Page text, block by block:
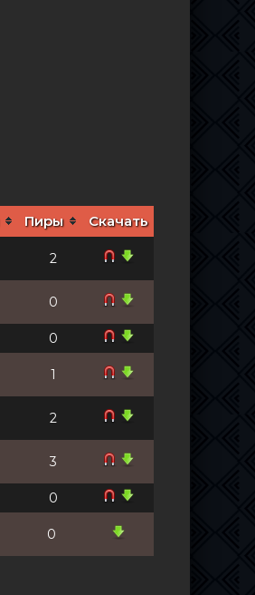
Пиры Скачать
2
0
0
1
2
3
0
0